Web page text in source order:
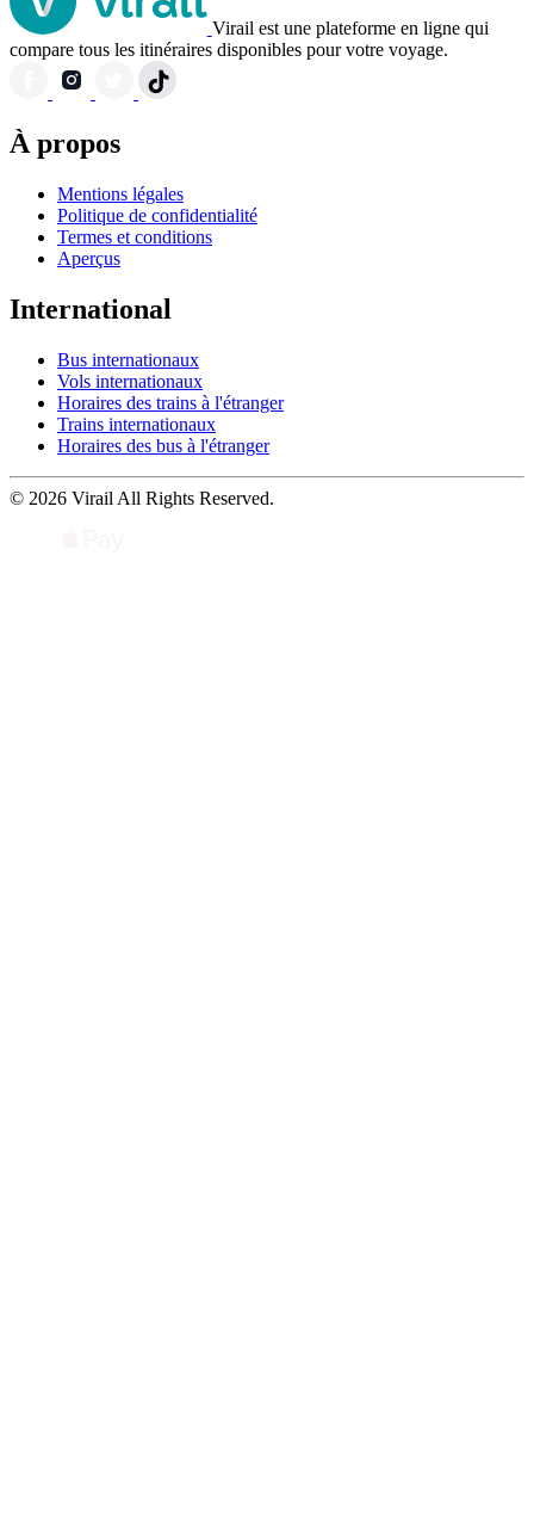
Virail est une plateforme en ligne qui
compare tous les itinéraires disponibles pour votre voyage.
À propos
Mentions légales
Politique de confidentialité
Termes et conditions
Aperçus
International
Bus internationaux
Vols internationaux
Horaires des trains à l'étranger
Trains internationaux
Horaires des bus à l'étranger
© 2026 Virail All Rights Reserved.